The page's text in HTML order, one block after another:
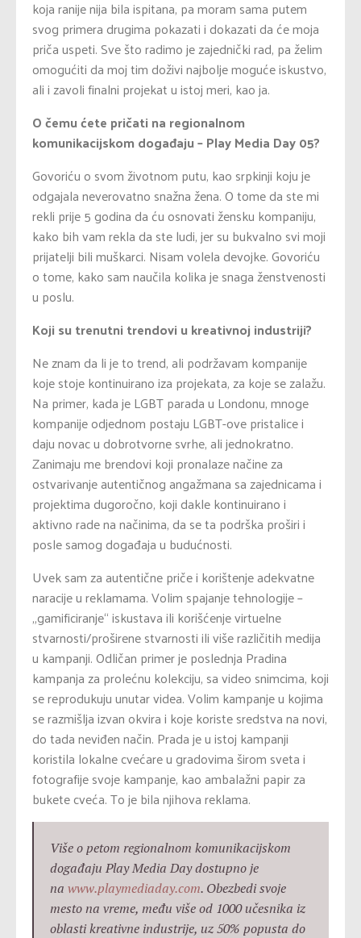
koja ranije nija bila ispitana, pa moram sama putem
svog primera drugima pokazati i dokazati da će moja
priča uspeti. Sve što radimo je zajednički rad, pa želim
omogućiti da moj tim doživi najbolje moguće iskustvo,
ali i zavoli finalni projekat u istoj meri, kao ja.
O čemu ćete pričati na regionalnom
komunikacijskom događaju – Play Media Day 05?
Govoriću o svom životnom putu, kao srpkinji koju je
odgajala neverovatno snažna žena. O tome da ste mi
rekli prije 5 godina da ću osnovati žensku kompaniju,
kako bih vam rekla da ste ludi, jer su bukvalno svi moji
prijatelji bili muškarci. Nisam volela devojke. Govoriću
o tome, kako sam naučila kolika je snaga ženstvenosti
u poslu.
Koji su trenutni trendovi u kreativnoj industriji?
Ne znam da li je to trend, ali podržavam kompanije
koje stoje kontinuirano iza projekata, za koje se zalažu.
Na primer, kada je LGBT parada u Londonu, mnoge
kompanije odjednom postaju LGBT-ove pristalice i
daju novac u dobrotvorne svrhe, ali jednokratno.
Zanimaju me brendovi koji pronalaze načine za
ostvarivanje autentičnog angažmana sa zajednicama i
projektima dugoročno, koji dakle kontinuirano i
aktivno rade na načinima, da se ta podrška proširi i
posle samog događaja u budućnosti.
Uvek sam za autentične priče i korištenje adekvatne
naracije u reklamama. Volim spajanje tehnologije –
„gamificiranje“ iskustava ili korišćenje virtuelne
stvarnosti/proširene stvarnosti ili više različitih medija
u kampanji. Odličan primer je poslednja Pradina
kampanja za prolećnu kolekciju, sa video snimcima, koji
se reprodukuju unutar videa. Volim kampanje u kojima
se razmišlja izvan okvira i koje koriste sredstva na novi,
do tada neviđen način. Prada je u istoj kampanji
koristila lokalne cvećare u gradovima širom sveta i
fotografije svoje kampanje, kao ambalažni papir za
bukete cveća. To je bila njihova reklama.
Više o petom regionalnom komunikacijskom
događaju Play Media Day dostupno je
na www.playmediaday.com. Obezbedi svoje
mesto na vreme, među više od 1000 učesnika iz
oblasti kreativne industrije, uz 50% popusta do